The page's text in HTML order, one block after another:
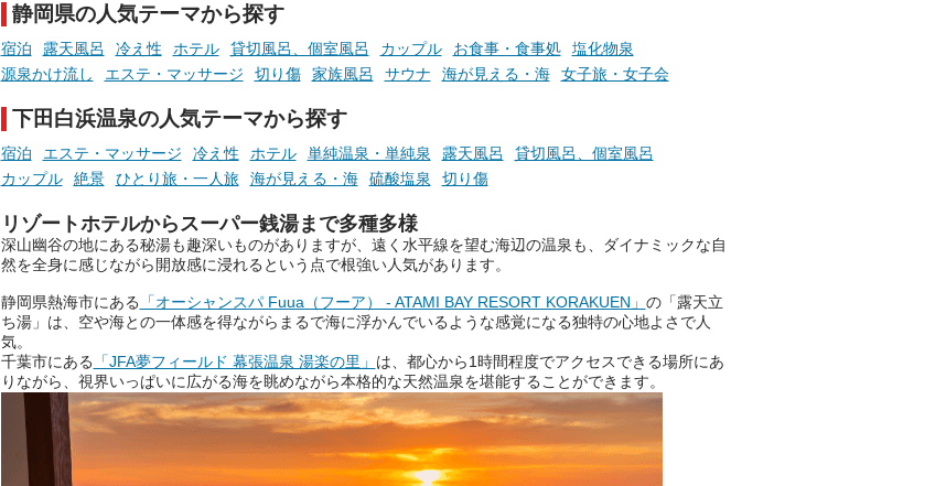
っとした悩み」が、頭に浮かん
でくることはありませんか？
お風呂でリラックスしているか
らこそ向き合える、大切な自分
の本音。
りの温まった心のまま相談でき
たら素敵ですよね。
ニフティ温泉の「占いベンチ」
は、そんなあなたの心のつぶや
きをプロの占い師に相談するこ
とができるサービスです。
おふろパス会員様なら、この特
す。
今回は筆者自ら入浴した中か
ら、日本各地にある炭酸水素塩
日帰り入浴可能で、源泉かけ流
しと泉質の良さにこだわりつ
つ、万人におすすめしたい施設
を厳選しました。
札」を集めることで、オリジナ
ルグッズや無料券などの特典と
交換可能。
ュやアウフグースなど、サウナ
好きにはたまらない多彩なイベ
───
提供元：万葉倶楽部株式会社
この記事は万葉倶楽部株式会社
のPR記事です。
静岡県の人気テーマから探す
宿泊 露天風呂 冷え性 ホテル 貸切風呂、個室風呂 カップル お食事・食事処
塩化物泉
源泉かけ流し
エステ・マッサージ 切り傷 家族風呂 サウナ 海が見える・海 女子旅・女子会
下田白浜温泉の人気テーマから探す
宿泊 エステ・マッサージ 冷え性 ホテル 単純温泉・単純泉 露天風呂
貸切風呂、個室風呂
カップル
絶景 ひとり旅・一人旅 海が見える・海 硫酸塩泉 切り傷
リゾートホテルからスーパー銭湯まで多種多様
深山幽谷の地にある秘湯も趣深いものがありますが、遠く水平線を望む海辺の温泉も、ダイナミックな自
然を全身に感じながら開放感に浸れるという点で根強い人気があります。
静岡県熱海市にある 「オーシャンスパ Fuua（フーア） - ATAMI BAY RESORT KORAKUEN」 の「露天立
ち湯」は、空や海との一体感を得ながらまるで海に浮かんでいるような感覚になる独特の心地よさで人
気。
千葉市にある 「JFA夢フィールド 幕張温泉 湯楽の里」 は、都心から1時間程度でアクセスできる場所にあ
りながら、視界いっぱいに広がる海を眺めながら本格的な天然温泉を堪能することができます。